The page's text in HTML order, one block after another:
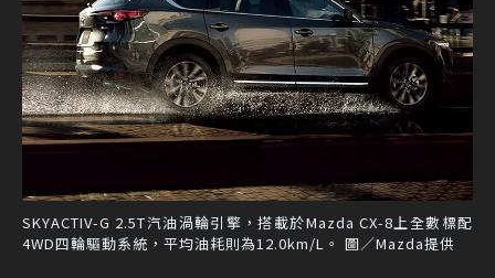
SKYACTIV-G 2.5T汽油渦輪引擎，搭載於Mazda CX-8上全數標配
4WD四輪驅動系統，平均油耗則為12.0km/L。 圖／Mazda提供